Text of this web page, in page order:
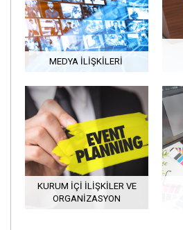
MEDYA İLIŞKILERI
KURUM İÇİ İLİŞKİLER VE
ORGANİZASYON